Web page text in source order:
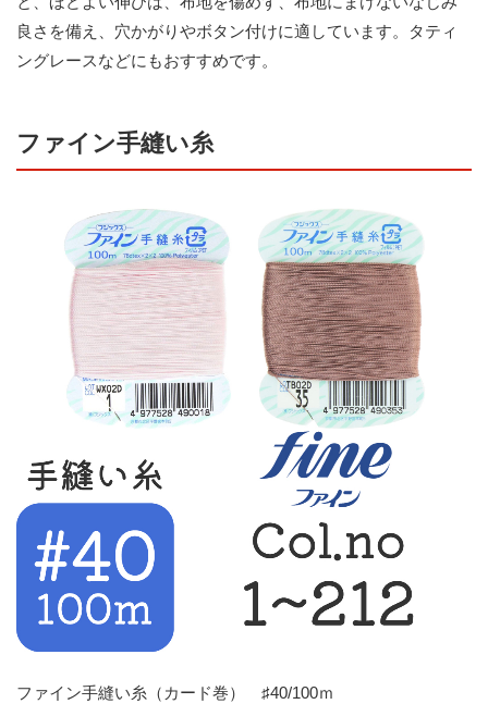
良さを備え、穴かがりやボタン付けに適しています。タティ
ングレースなどにもおすすめです。
ファイン手縫い糸
ファイン手縫い糸（カード巻） ♯40/100ｍ